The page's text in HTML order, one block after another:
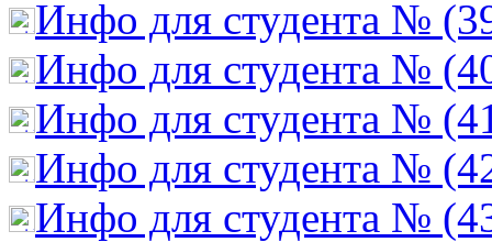
Инфо для студента №
Инфо для студента №
Инфо для студента №
Инфо для студента №
Инфо для студента №